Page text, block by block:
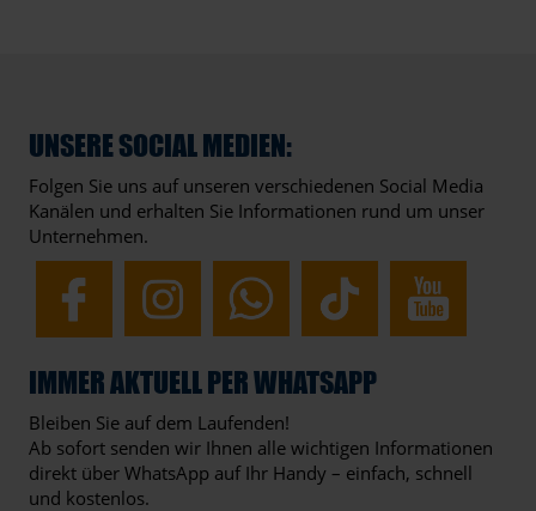
UNSERE SOCIAL MEDIEN:
Folgen Sie uns auf unseren verschiedenen Social Media
Kanälen und erhalten Sie Informationen rund um unser
Unternehmen.
IMMER AKTUELL PER WHATSAPP
Bleiben Sie auf dem Laufenden!
Ab sofort senden wir Ihnen alle wichtigen Informationen
direkt über WhatsApp auf Ihr Handy – einfach, schnell
und kostenlos.